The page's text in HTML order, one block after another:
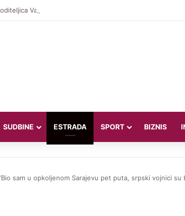
Valentina Miletić koju porede s Dilettom Leotom
SUDBINE ESTRADA SPORT BIZNIS
sam u opkoljenom Sarajevu pet puta, srpski vojnici su